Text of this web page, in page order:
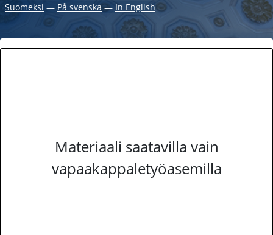
Suomeksi ― På svenska ― In English
Materiaali saatavilla vain
vapaakappaletyöasemilla